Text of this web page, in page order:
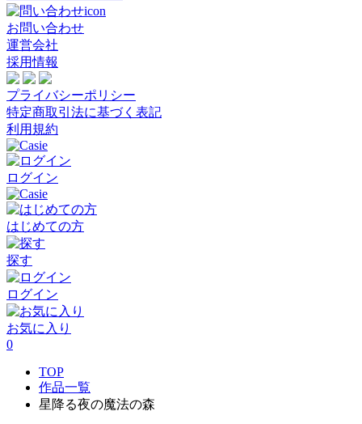
お問い合わせ
運営会社
採用情報
プライバシーポリシー
特定商取引法に基づく表記
利用規約
ログイン
はじめての方
探す
ログイン
お気に入り
0
TOP
作品一覧
星降る夜の魔法の森